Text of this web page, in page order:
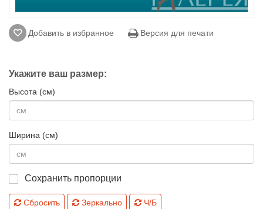
Добавить в избранное Версия для печати
Укажите ваш размер:
Высота (см)
Ширина (см)
Сохранить пропорции
Сбросить Зеркально Ч/Б